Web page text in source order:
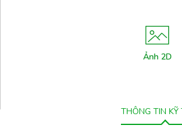
Ảnh 2D
THÔNG TIN